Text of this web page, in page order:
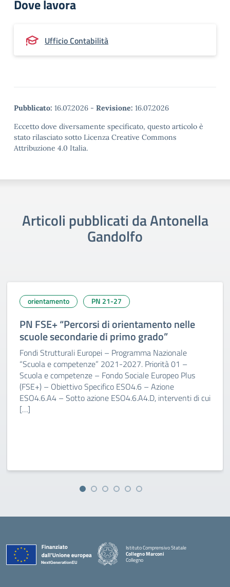
Dove lavora
Ufficio Contabilità
Pubblicato: 16.07.2026 - Revisione: 16.07.2026
Eccetto dove diversamente specificato, questo articolo è
stato rilasciato sotto Licenza Creative Commons
Attribuzione 4.0 Italia.
Articoli pubblicati da Antonella
Gandolfo
orientamento PN 21-27
PN FSE+ “Percorsi di orientamento nelle
scuole secondarie di primo grado”
Fondi Strutturali Europei – Programma Nazionale
“Scuola e competenze” 2021-2027. Priorità 01 –
Scuola e competenze – Fondo Sociale Europeo Plus
(FSE+) – Obiettivo Specifico ESO4.6 – Azione
ESO4.6.A4 – Sotto azione ESO4.6.A4.D, interventi di cui
[…]
Istituto Comprensivo Statale
Collegno Marconi
Collegno